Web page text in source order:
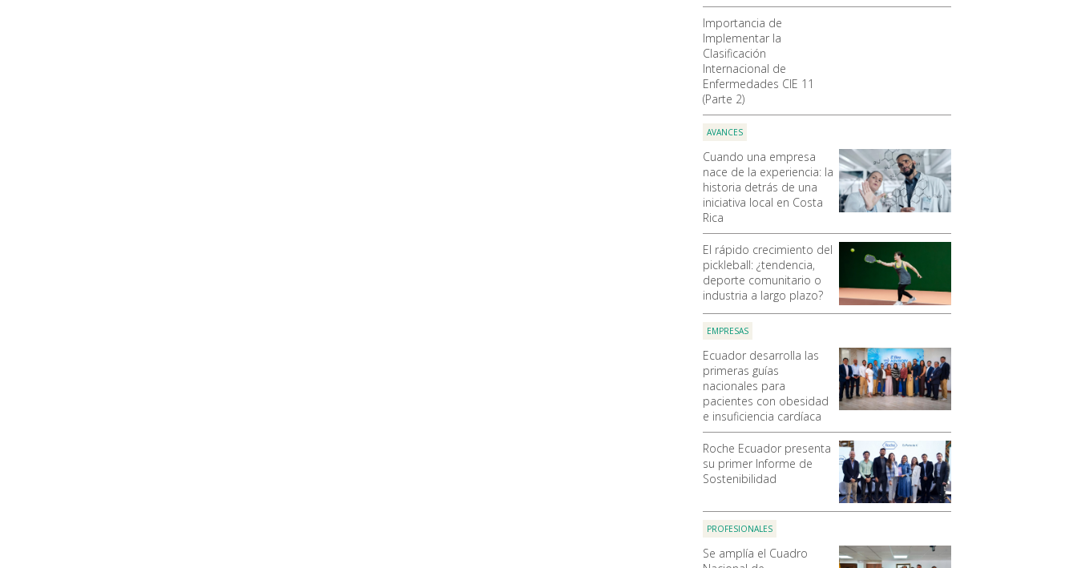
Importancia de
Implementar la
Clasificación
Internacional de
Enfermedades CIE 11
(Parte 2)
AVANCES
Cuando una empresa
nace de la experiencia: la
historia detrás de una
iniciativa local en Costa
Rica
El rápido crecimiento del
pickleball: ¿tendencia,
deporte comunitario o
industria a largo plazo?
EMPRESAS
Ecuador desarrolla las
primeras guías
nacionales para
pacientes con obesidad
e insuficiencia cardíaca
Roche Ecuador presenta
su primer Informe de
Sostenibilidad
PROFESIONALES
Se amplía el Cuadro